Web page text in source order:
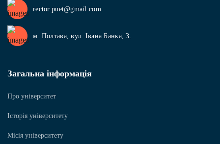
rector.puet@gmail.com
м. Полтава, вул. Івана Банка, 3.
Загальна інформація
Про університет
Історія університету
Місія університету